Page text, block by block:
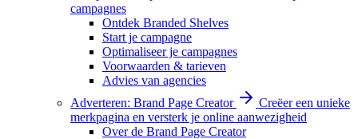
campagnes
Ontdek Branded Shelves
Start je campagne
Optimaliseer je campagnes
Voorwaarden & tarieven
Advies van agencies
Adverteren: Brand Page Creator
Creëer een unieke
merkpagina en versterk je online aanwezigheid
Over de Brand Page Creator